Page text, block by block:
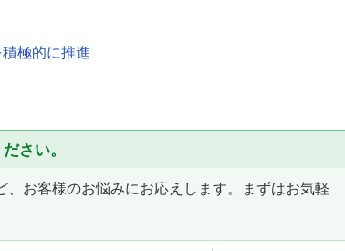
極的に推進
さい。
、お客様のお悩みにお応えします。まずはお気軽